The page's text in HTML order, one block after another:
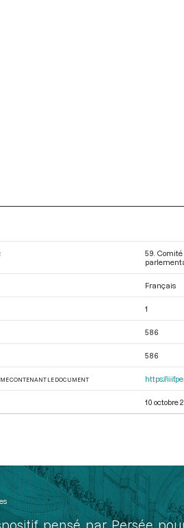
59.
Français
1
586
586
CONTENANT LE DOCUMENT https://
10 octobre
pensé par Persée